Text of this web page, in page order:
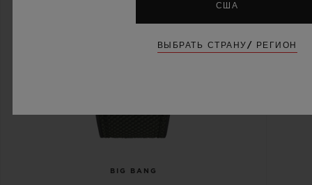
BIG BANG
США
ВЫБРАТЬ СТРАНУ/ РЕГИОН